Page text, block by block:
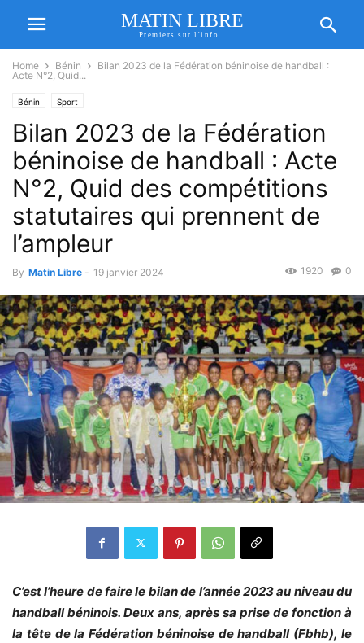
MATIN LIBRE
Premiers sur l'info !
Home Bénin
Bilan 2023 de la Fédération béninoise de handball :
Acte N°2, Quid...
Bénin Sport
Bilan 2023 de la Fédération
béninoise de handball : Acte
N°2, Quid des compétitions
statutaires qui prennent de
l’ampleur
By Matin Libre - 19 janvier 2024 0
1920
C’est l’heure de faire le bilan de l’année 2023 au niveau du
handball béninois. Deux ans, après sa prise de fonction à
la tête de la Fédération béninoise de handball (Fbhb), le